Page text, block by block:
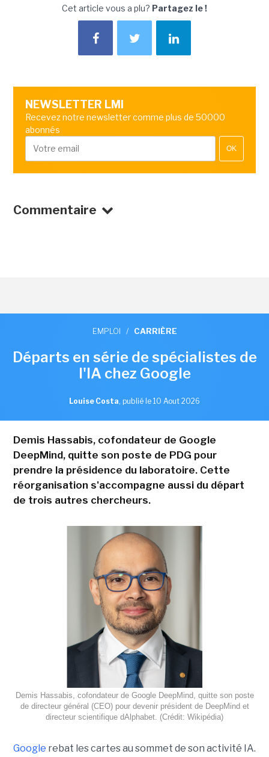
Cet article vous a plu? Partagez le !
NEWSLETTER LMI
Recevez notre newsletter comme plus de 50000
abonnés
OK
Commentaire
EMPLOI / CARRIÈRE
Départs en série de spécialistes de
l'IA chez Google
Louise Costa, publié le 10 Aout 2026
Demis Hassabis, cofondateur de Google
DeepMind, quitte son poste de PDG pour
prendre la présidence du laboratoire. Cette
réorganisation s'accompagne aussi du départ
de trois autres chercheurs.
Demis Hassabis, cofondateur de Google DeepMind, quitte son poste
de directeur général (CEO) pour devenir président de DeepMind et
directeur scientifique dAlphabet. (Crédit: Wikipédia)
Google rebat les cartes au sommet de son activité IA.